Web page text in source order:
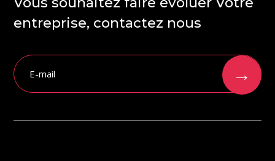
entreprise, contactez nous
→